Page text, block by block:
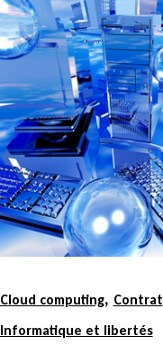
Cloud computing, Contrat
Informatique et libertés